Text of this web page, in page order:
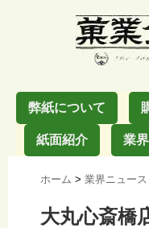
弊紙について
紙面紹介 業
ホーム > 業界ニュース
大丸心斎